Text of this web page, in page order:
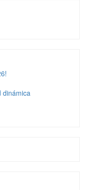
dinámica